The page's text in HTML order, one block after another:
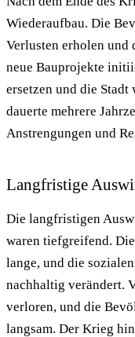
Wiederaufbau. Die
Verlusten erholen und
neue Bauprojekte
ersetzen und die
dauerte mehrere
Anstrengungen und
Langfristige
Die langfristigen
waren tiefgreifend.
lange, und die
nachhaltig verändert.
verloren, und die
langsam. Der Krieg